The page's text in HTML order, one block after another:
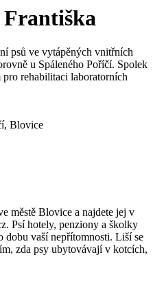
Františka
psů ve vytápěných vnitřních
u Spáleného Poříčí. Spolek
rehabilitaci laboratorních
, Blovice
městě Blovice a najdete jej v
Psí hotely, penziony a školky
vaší nepřítomnosti. Liší se
zda psy ubytovávají v kotcích,